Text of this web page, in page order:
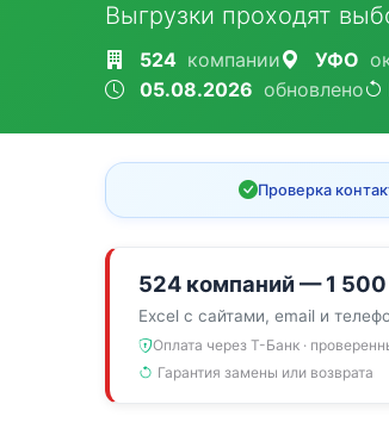
Выгрузки проходят
524 компании УФО
05.08.2026 обновлено
Проверка
524 компаний — 1
Excel с сайтами, email и
Оплата через Т-Банк ·
Гарантия замены или возврата